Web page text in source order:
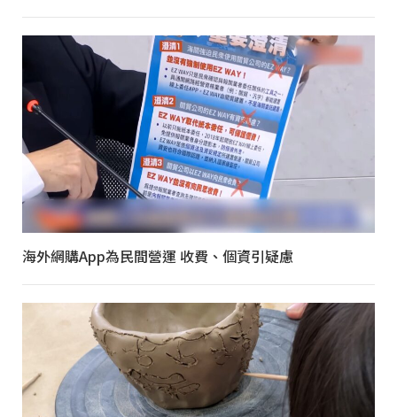
海外網購App為民間營運 收費、個資引疑慮